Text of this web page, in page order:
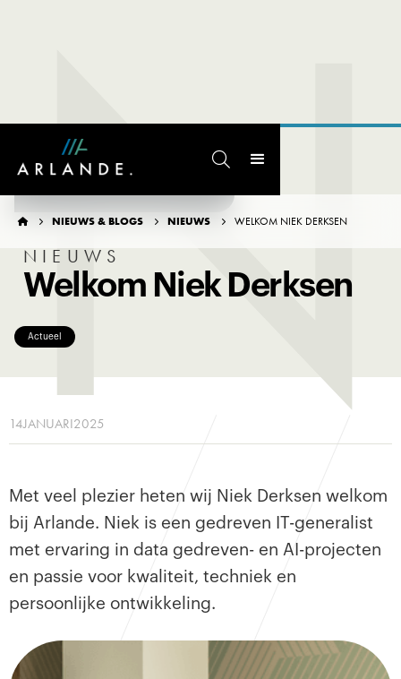

  NIEUWS & BLOGS  NIEUWS  WELKOM NIEK DERKSEN
NIEUWS
Welkom Niek Derksen
Actueel
14JANUARI2025
Met veel plezier heten wij Niek Derksen welkom
bij Arlande. Niek is een gedreven IT-generalist
met ervaring in data gedreven- en AI-projecten
en passie voor kwaliteit, techniek en
persoonlijke ontwikkeling.